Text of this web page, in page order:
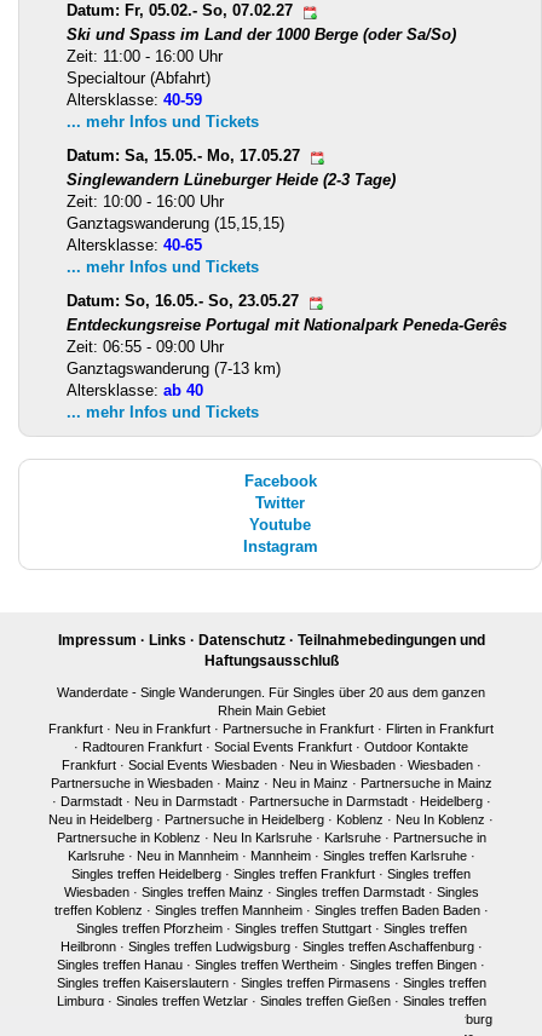
Datum: Fr, 05.02.- So, 07.02.27
Ski und Spass im Land der 1000 Berge (oder Sa/So)
Zeit: 11:00 - 16:00 Uhr
Specialtour (Abfahrt)
Altersklasse: 40-59
... mehr Infos und Tickets
Datum: Sa, 15.05.- Mo, 17.05.27
Singlewandern Lüneburger Heide (2-3 Tage)
Zeit: 10:00 - 16:00 Uhr
Ganztagswanderung (15,15,15)
Altersklasse: 40-65
... mehr Infos und Tickets
Datum: So, 16.05.- So, 23.05.27
Entdeckungsreise Portugal mit Nationalpark Peneda-Gerês
Zeit: 06:55 - 09:00 Uhr
Ganztagswanderung (7-13 km)
Altersklasse: ab 40
... mehr Infos und Tickets
Facebook
Twitter
Youtube
Instagram
Impressum · Links · Datenschutz· Teilnahmebedingungen und
Haftungsausschluß
Wanderdate - Single Wanderungen. Für Singles über 20 aus dem ganzen
Rhein Main Gebiet
Frankfurt · Neu in Frankfurt · Partnersuche in Frankfurt · Flirten in Frankfurt
· Radtouren Frankfurt · Social Events Frankfurt · Outdoor Kontakte
Frankfurt· Social Events Wiesbaden· Neu in Wiesbaden· Wiesbaden·
Partnersuche in Wiesbaden· Mainz · Neu in Mainz · Partnersuche in Mainz
· Darmstadt· Neu in Darmstadt· Partnersuche in Darmstadt· Heidelberg·
Neu in Heidelberg · Partnersuche in Heidelberg · Koblenz · Neu In Koblenz ·
Partnersuche in Koblenz · Neu In Karlsruhe· Karlsruhe· Partnersuche in
Karlsruhe· Neu in Mannheim· Mannheim· Singles treffen Karlsruhe·
Singles treffen Heidelberg · Singles treffen Frankfurt · Singles treffen
Wiesbaden· Singles treffen Mainz · Singles treffen Darmstadt· Singles
treffen Koblenz · Singles treffen Mannheim· Singles treffen Baden Baden·
Singles treffen Pforzheim· Singles treffen Stuttgart· Singles treffen
Heilbronn· Singles treffen Ludwigsburg· Singles treffen Aschaffenburg·
Singles treffen Hanau · Singles treffen Wertheim · Singles treffen Bingen ·
Singles treffen Kaiserslautern· Singles treffen Pirmasens · Singles treffen
Limburg· Singles treffen Wetzlar· Singles treffen Gießen· Singles treffen
Singles treffen Marburg